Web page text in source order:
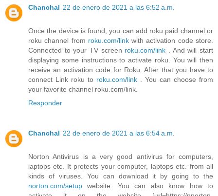
Chanchal 22 de enero de 2021 a las 6:52 a.m.
Once the device is found, you can add roku paid channel or
roku channel from roku.com/linkwith activation code store.
Connected to your TV screen roku.com/link . And will start
displaying some instructions to activate roku. You will then
receive an activation code for Roku. After that you have to
connect Link roku to roku.com/link . You can choose from
your favorite channel roku.com/link.
Responder
Chanchal 22 de enero de 2021 a las 6:54 a.m.
Norton Antivirus is a very good antivirus for computers,
laptops etc. It protects your computer, laptops etc. from all
kinds of viruses. You can download it by going to the
norton.com/setup website. You can also know how to